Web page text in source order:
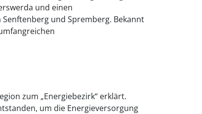
und einen
und Spremberg. Bekannt
zum „Energiebezirk“ erklärt.
um die Energieversorgung